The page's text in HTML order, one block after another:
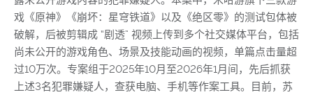
戏《原神》《崩坏：星穹铁道》以及《绝区零》的测试包体被
破解，后被剪辑成 “剧透” 视频上传到多个社交媒体平台，包括
尚未公开的游戏角色、场景及技能动画的视频，单篇点击量超
过10万次。专案组于2025年10月至2026年1月间，先后抓获
上述3名犯罪嫌疑人，查获电脑、手机等作案工具。目前，苏